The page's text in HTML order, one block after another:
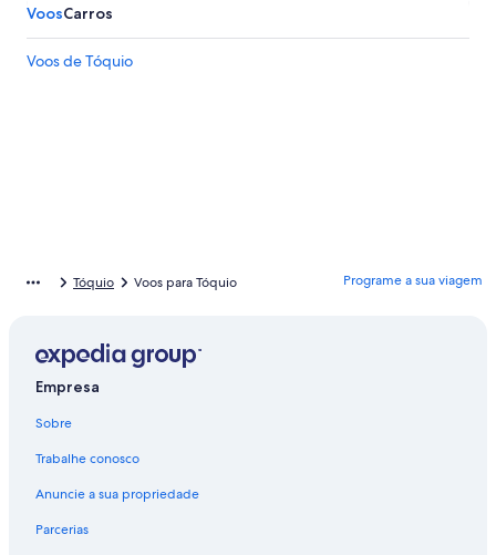
VoosCarros
Voos de Tóquio
Tóquio Voos para Tóquio Programe a sua viagem
Empresa
Sobre
Trabalhe conosco
Anuncie a sua propriedade
Parcerias